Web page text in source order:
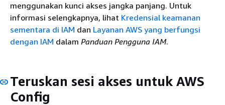
menggunakan kunci akses jangka panjang. Untuk
informasi selengkapnya, lihat Kredensial keamanan
sementara di IAM dan Layanan AWS yang berfungsi
dengan IAM dalam Panduan Pengguna IAM.
Teruskan sesi akses untuk AWS
Config